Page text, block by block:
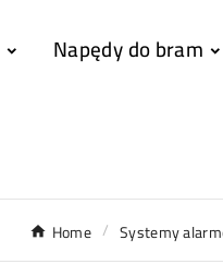
Napędy do bram
Home Systemy